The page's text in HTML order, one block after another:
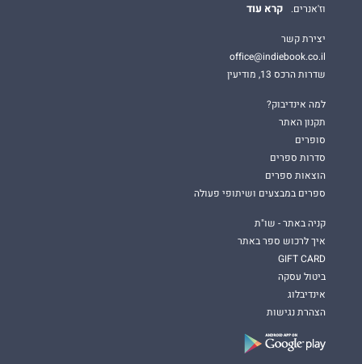
וז'אנרים.
קרא עוד
יצירת קשר
office@indiebook.co.il
שדרות הרכס 13, מודיעין
למה אינדיבוק?
תקנון האתר
סופרים
סדרות ספרים
הוצאות ספרים
ספרים במבצעים ושיתופי פעולה
קניה באתר - שו"ת
איך לרכוש ספר באתר
GIFT CARD
ביטול עסקה
אינדיבלוג
הצהרת נגישות